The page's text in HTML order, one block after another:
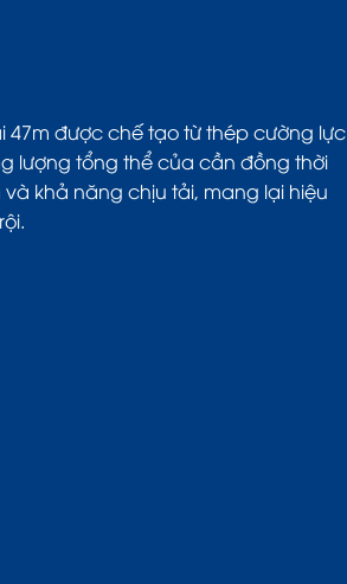
47m được chế tạo từ thép cường lực
lượng tổng thể của cần đồng thời
khả năng chịu tải, mang lại hiệu